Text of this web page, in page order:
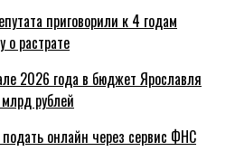
приговорили к 4 годам
о растрате
2026 года в бюджет Ярославля
рублей
онлайн через сервис ФНС